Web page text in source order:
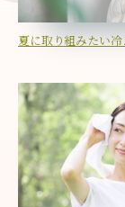
夏に取り組みたい